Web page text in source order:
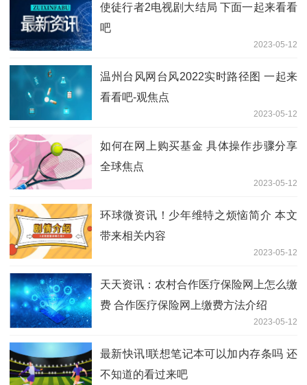
使徒行者2电视剧大结局 下面一起来看看
吧
2023-05-12
温州台风网台风2022实时路径图 一起来
看看吧-观焦点
2023-05-12
如何在网上购买基金 具体操作步骤分享
全球焦点
2023-05-12
环球微资讯！少年维特之烦恼简介 本文
带来相关内容
2023-05-12
天天资讯：农村合作医疗保险网上怎么缴
费 合作医疗保险网上缴费方法介绍
2023-05-12
最新快讯!联想笔记本可以加内存条吗 还
不知道的看过来吧